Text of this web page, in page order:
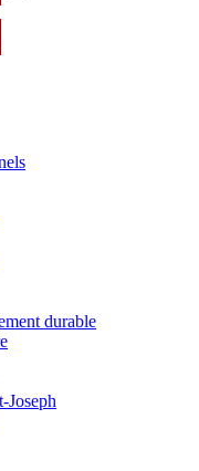
durable
Joseph